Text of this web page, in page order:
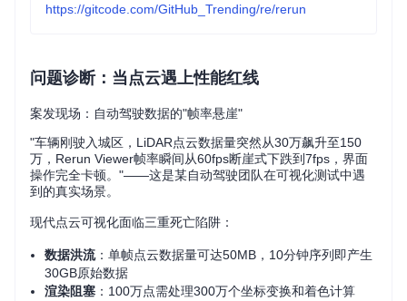
https://gitcode.com/GitHub_Trending/re/rerun
问题诊断：当点云遇上性能红线
案发现场：自动驾驶数据的"帧率悬崖"
"车辆刚驶入城区，LiDAR点云数据量突然从30万飙升至150
万，Rerun Viewer帧率瞬间从60fps断崖式下跌到7fps，界面
操作完全卡顿。"——这是某自动驾驶团队在可视化测试中遇
到的真实场景。
现代点云可视化面临三重死亡陷阱：
数据洪流：单帧点云数据量可达50MB，10分钟序列即产生
30GB原始数据
渲染阻塞 ：100万点需处理300万个坐标变换和着色计算